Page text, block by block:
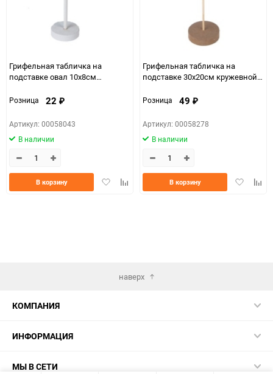
Грифельная табличка на
подставке овал 10x8см
Розница 22 ₽
Артикул: 00058043
В наличии
ДобавитьДобавить
В корзину
Грифельная табличка на
подставке 30x20см кружевной
Розница 49 ₽
Артикул: 00058278
В наличии
Добавить
В корзину
наверх
КОМПАНИЯ
ИНФОРМАЦИЯ
МЫ В СЕТИ